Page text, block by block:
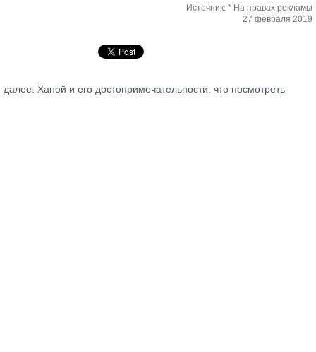
Источник: * На правах рекламы
27 февраля 2019
далее: Ханой и его достопримечательности: что посмотреть